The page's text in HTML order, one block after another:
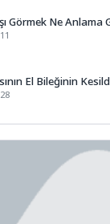
Görmek Ne Anlama
El Bileğinin